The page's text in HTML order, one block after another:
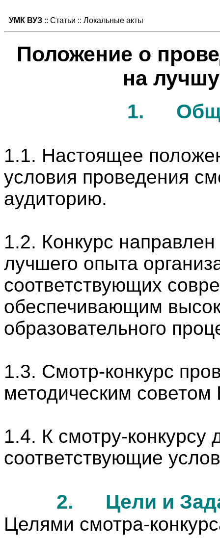
УМК ВУЗ :: Статьи :: Локальные акты
Положение о
на
1.
1.1. Настоящее
условия проведения
аудиторию.
1.2. Конкурс
лучшего опыта
соответствующих
обеспечивающим
образовательного
1.3. Смотр-конкурс
методическим советом
1.4. К смотру-конкурсу
соответствующие
2. Цели и
Целями смотра-